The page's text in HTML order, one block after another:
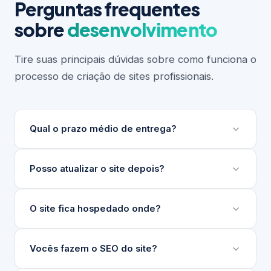
Perguntas frequentes
sobredesenvolvimento
Tire suas principais dúvidas sobre como funciona o
processo de criação de sites profissionais.
Qual o prazo médio de entrega?
Depende do escopo do projeto. Sites institucionais
Sempre apresentamos um cronograma detalhado
Posso atualizar o site depois?
Sim. Desenvolvemos um painel de gerenciamento
de técnico.
O site fica hospedado onde?
Indicamos e configuramos a hospedagem ideal para
Vocês fazem o SEO do site?